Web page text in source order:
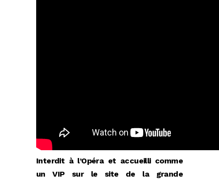
Interdit à l’Opéra et accueilli comme
un VIP sur le site de la grande